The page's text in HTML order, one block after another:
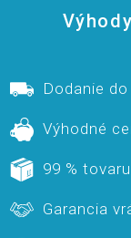
Dodanie
Výhodné
99 %
Garancia